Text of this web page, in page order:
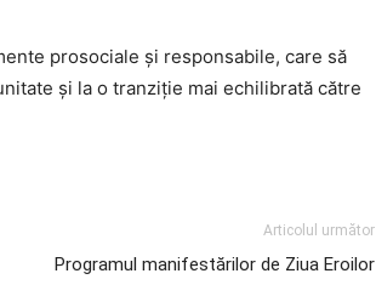
prosociale și responsabile, care să
și la o tranziție mai echilibrată către
Articolul următor
Programul manifestărilor de Ziua Eroilor